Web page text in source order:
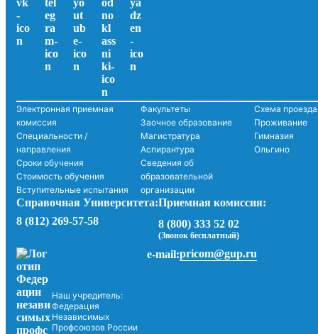
Электронная приемная
комиссия
Специальности /
направления
Сроки обучения
Стоимость обучения
Вступительные испытания
Факультеты
Заочное образование
Магистратура
Аспирантура
Сведения об
образовательной
организации
Схема проезда
Проживание
Гимназия
Ольгино
Справочная Университета:
8 (812) 269-57-58
Приемная комиссия:
8 (800) 333 52 02
(Звонок бесплатный)
Наш учредитель:
Федерация
Независимых
Профсоюзов России
e-mail:pricom@gup.ru